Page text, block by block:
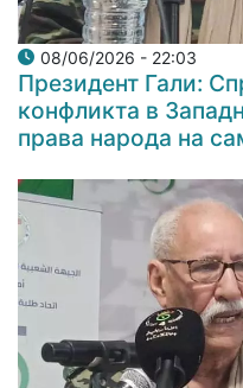
08/06/2026 - 22:03
Президент Гали:
конфликта в
права народа на